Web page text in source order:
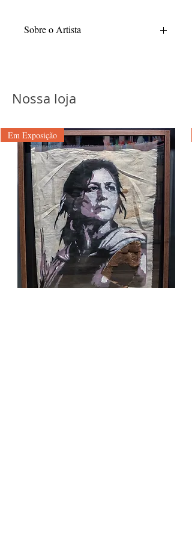
Sobre o Artista
Educação Artística no ano de 1992. Sua
trajetória acadêmica compreende o ciclo
que, à época, conferia ao profissional uma
sólida base multidisciplinar e a
competência técnica para o exercício da
docência e da produção estética em
múltiplas linguagens
Nossa loja
Em Exposição